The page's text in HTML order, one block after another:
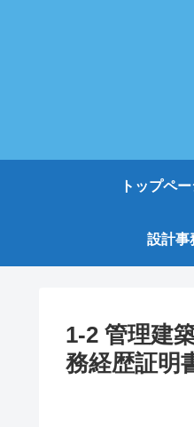
トップペ
設計事
1-2 管理建
務経歴証明